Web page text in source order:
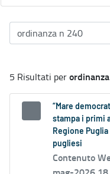
5 Risultati per
“Mare
stampa i primi
Regione
pugliesi
Contenuto